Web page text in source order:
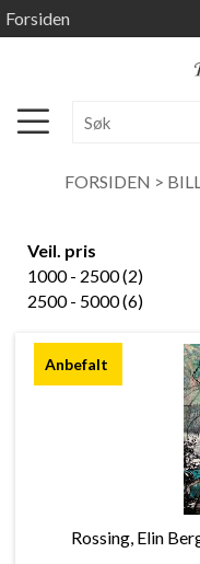
Forsiden
FORSIDEN >
Veil. pris
1000 - 2500 (2)
2500 - 5000 (6)
Rossing, Elin